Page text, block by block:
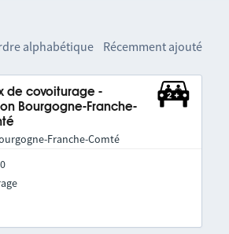
alphabétique Récemment ajouté
de covoiturage -
Bourgogne-Franche-
Franche-Comté